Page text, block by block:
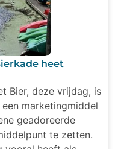
heet
Bier, deze vrijdag, is
marketingmiddel
geadoreerde
te zetten.